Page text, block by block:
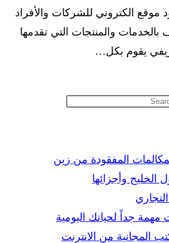
موقع الكتروني للشركات والأفراد
والمنتجات التي تقدمها
يقوم بكل…
المفقودة من زين
وأجزائها
مهمة جداً لحياتك اليومية
المجانية من الانترنت